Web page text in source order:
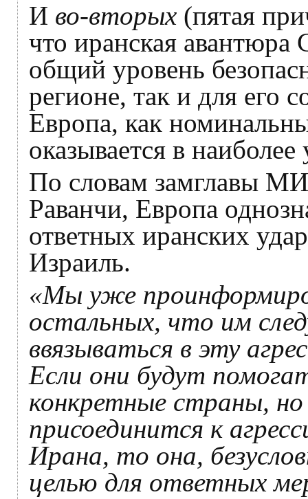
И во-вторых (пятая
что иранская
общий уровень
регионе, так и для его
Европа, как
оказывается в
По словам замглавы
Раванчи, Европа
ответных иранских
Израиль.
«Мы уже
остальных, что им
ввязываться в эту
Если они будут
конкретные страны, но
присоединится к
Ирана, то она,
целью для ответных